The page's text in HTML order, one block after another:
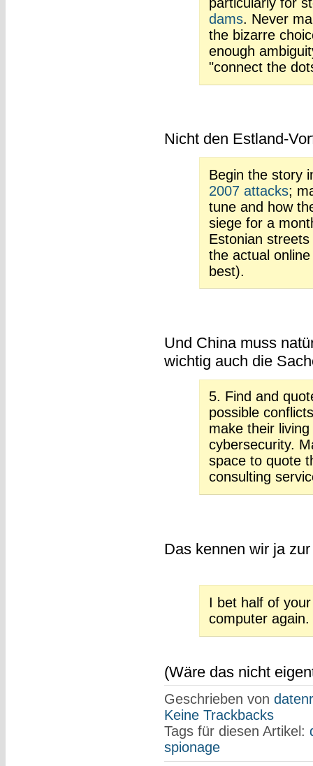
dams. Never
the bizarre
enough
"connect the
Nicht den Estland-
Begin the story
2007 attacks;
tune and how
siege for a
Estonian
the actual
best).
Und China muss
wichtig auch die
5. Find and
possible
make their
cybersecurity.
space to quote
consulting
Das kennen wir ja
I bet half of
computer again.
(Wäre das nicht
Geschrieben von
Keine Trackbacks
Tags für diesen Artikel:
spionage